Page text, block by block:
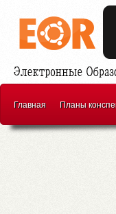
Главная Планы